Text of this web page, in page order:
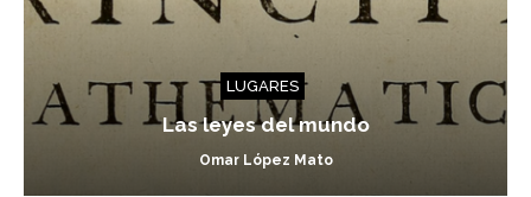
LUGARES
Las leyes del mundo
Omar López Mato